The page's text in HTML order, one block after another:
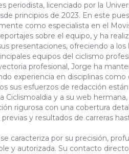
periodista, licenciado por la
principios de 2023. En este
como especialista en el
sobre el equipo, y ha
presentaciones, ofreciendo a
equipos del ciclismo
profesional, Jorge ha
experiencia en disciplinas
sus esfuerzos de redacción
Ciclismoaldia y a su web
rigurosa con una cobertura
y resultados de carreras
caracteriza por su precisión,
y autorizada. Su contacto